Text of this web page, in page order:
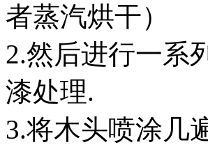
者蒸汽烘干）
2.然后进行一系
漆处理.
3.将木头喷涂几